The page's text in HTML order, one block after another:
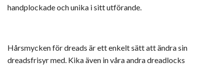
handplockade och unika i sitt utförande.
Hårsmycken för dreads är ett enkelt sätt att ändra sin
dreadsfrisyr med. Kika även in våra andradreadlocks